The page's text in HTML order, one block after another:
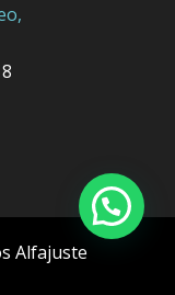
Alfajuste